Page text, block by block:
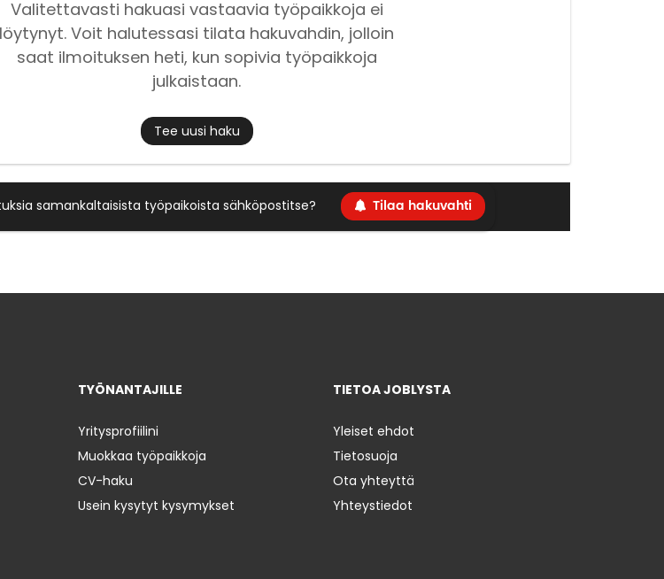
Valitettavasti hakuasi vastaavia työpaikkoja ei
löytynyt. Voit halutessasi tilata hakuvahdin, jolloin
saat ilmoituksen heti, kun sopivia työpaikkoja
julkaistaan.
Tee uusi haku
samankaltaisista työpaikoista sähköpostitse? Tilaa hakuvahti
TYÖNANTAJILLE
Yritysprofiilini
Muokkaa työpaikkoja
CV-haku
Usein kysytyt kysymykset
TIETOA JOBLYSTA
Yleiset ehdot
Tietosuoja
Ota yhteyttä
Yhteystiedot